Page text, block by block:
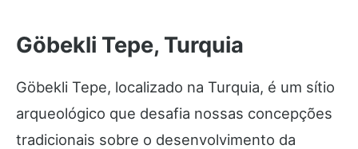
Göbekli Tepe, Turquia
Göbekli Tepe, localizado na Turquia, é um sítio
arqueológico que desafia nossas concepções
tradicionais sobre o desenvolvimento da